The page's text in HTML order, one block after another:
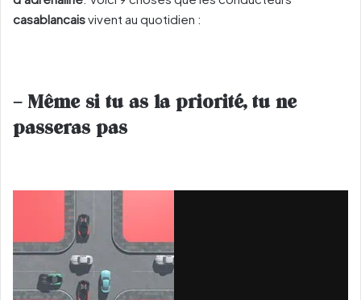
casablancaisvivent au quotidien :
– Même si tu as la priorité, tu ne
passeras pas